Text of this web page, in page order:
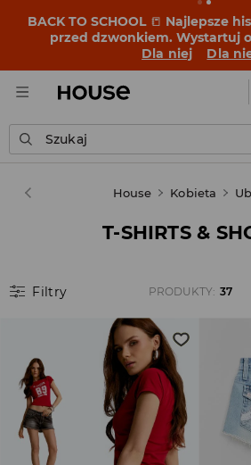
BACK TO SCHOOL 📒 Najlepsze
przed dzwonkiem. Wystartuj
Dla niej
Dla
Szukaj
House Kobieta
T-SHIRTS &
Filtry PRODUKTY: 37